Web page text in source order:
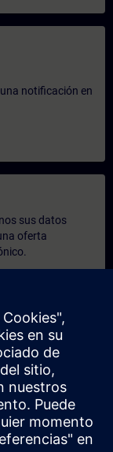
notificación en
sus datos
oferta
busca un
presencial,
facilitarnos
le